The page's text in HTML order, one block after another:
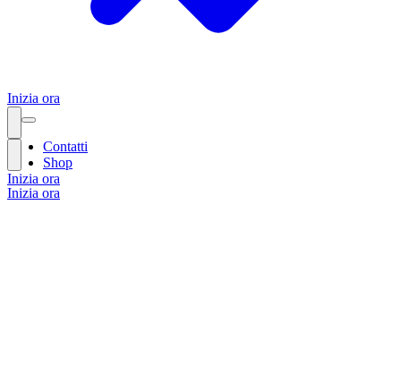
Inizia ora
Inizia ora
Contatti
Shop
Inizia ora